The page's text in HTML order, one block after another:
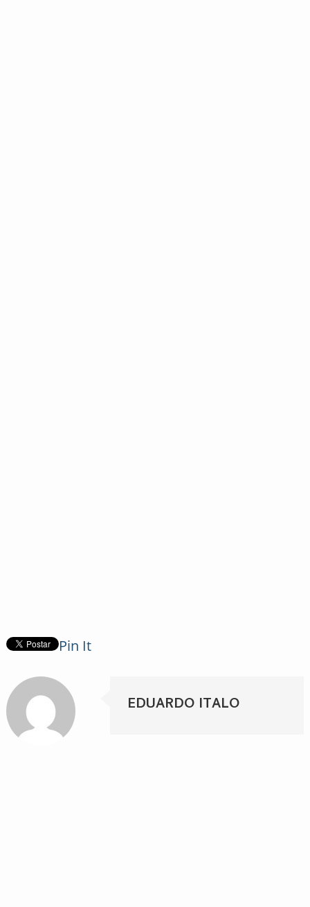
Pin It
EDUARDO ITALO